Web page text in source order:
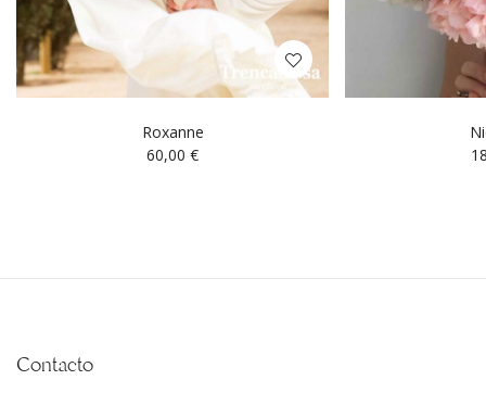
Roxanne
60,00 €
Contacto